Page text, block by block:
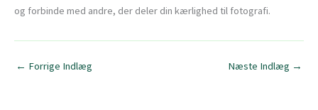
og forbinde med andre, der deler din kærlighed til fotografi.
← Forrige Indlæg Næste Indlæg →